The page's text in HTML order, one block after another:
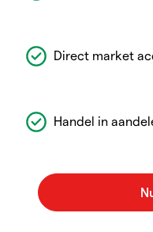
Direct market
Handel in